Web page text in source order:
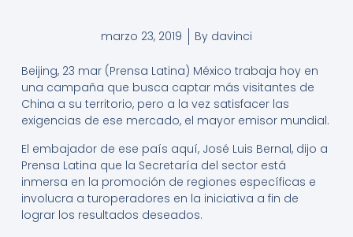
marzo 23, 2019 By davinci
Beijing, 23 mar (Prensa Latina) México trabaja hoy en
una campaña que busca captar más visitantes de
China a su territorio, pero a la vez satisfacer las
exigencias de ese mercado, el mayor emisor mundial.
El embajador de ese país aquí, José Luis Bernal, dijo a
Prensa Latina que la Secretaría del sector está
inmersa en la promoción de regiones específicas e
involucra a turoperadores en la iniciativa a fin de
lograr los resultados deseados.